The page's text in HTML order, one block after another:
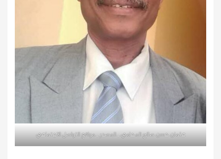
عثمان حسن صالح المحامي ـ المصدر ـ مواقع التواصل الاجتماعي